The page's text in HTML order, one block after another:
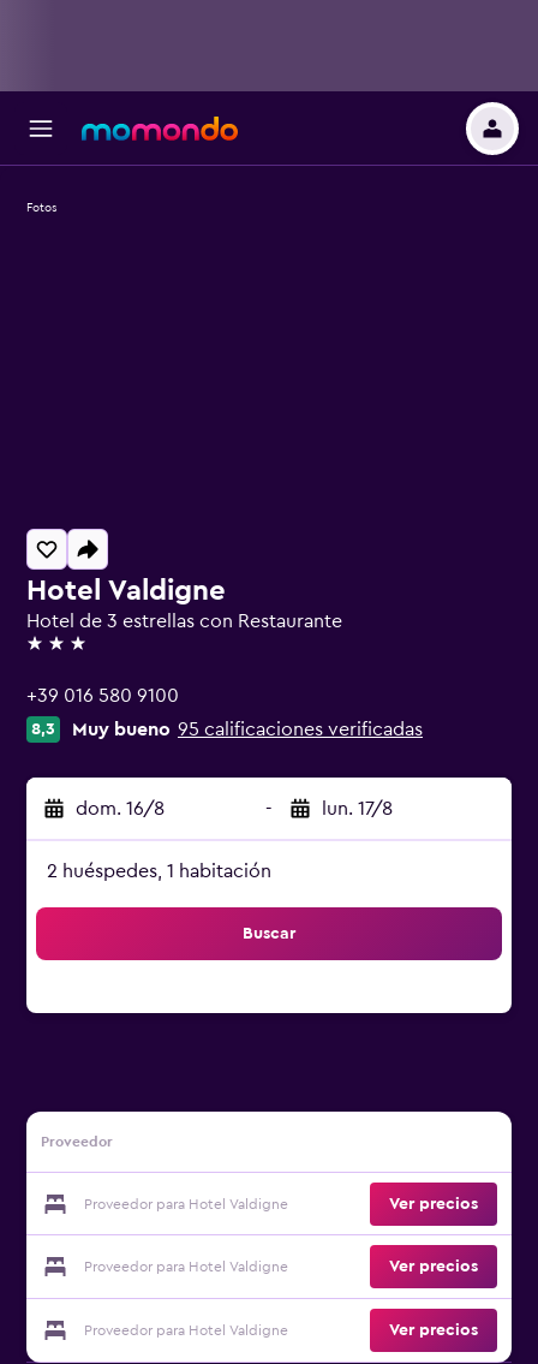
Hotel Valdigne
Hotel de 3 estrellas con Restaurante
3 estrellas
+39 016 580 9100
8,3 Muy bueno 95 calificaciones verificadas
dom. 16/8 - lun. 17/8
2 huéspedes, 1 habitación
Buscar
Proveedor
Proveedor para Hotel Valdigne Ver precios
Proveedor para Hotel Valdigne Ver precios
Proveedor para Hotel Valdigne Ver precios
Fotos